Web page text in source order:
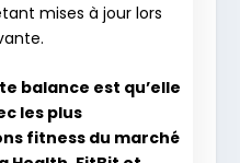
mises à jour lors
balance est qu’elle
les plus
fitness du marché